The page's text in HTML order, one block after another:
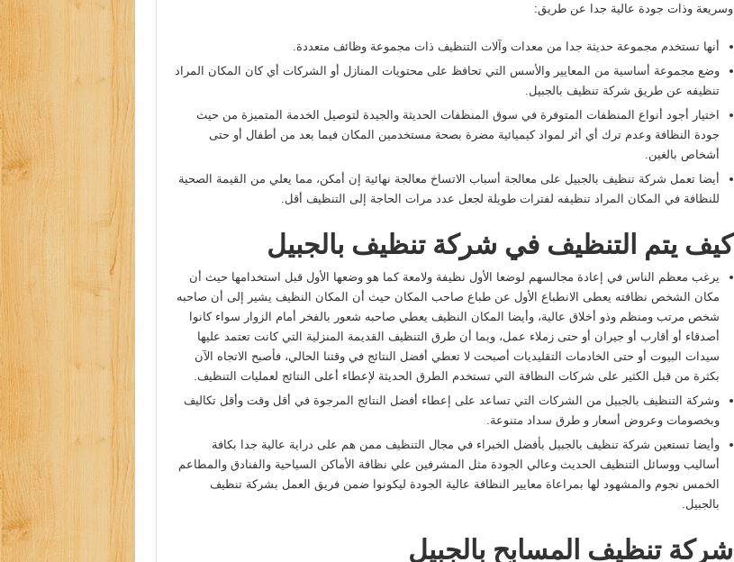
وسريعة وذات جودة عالية جدا عن طريق:
أنها تستخدم مجموعة حديثة جدا من معدات وآلات التنظيف ذات مجموعة وظائف متعددة.
وضع مجموعة أساسية من المعايير والأسس التي تحافظ على محتويات المنازل أو الشركات أي كان المكان المراد
تنظيفه عن طريق شركة تنظيف بالجبيل.
اختيار أجود أنواع المنظفات المتوفرة في سوق المنظفات الحديثة والجيدة لتوصيل الخدمة المتميزة من حيث
جودة النظافة وعدم ترك أي أثر لمواد كيميائية مضرة بصحة مستخدمين المكان فيما بعد من أطفال أو حتى
أشخاص بالغين.
أيضا تعمل شركة تنظيف بالجبيل على معالجة أسباب الاتساخ معالجة نهائية إن أمكن، مما يعلي من القيمة الصحية
للنظافة في المكان المراد تنظيفه لفترات طويلة لجعل عدد مرات الحاجة إلى التنظيف أقل.
كيف يتم التنظيف في شركة تنظيف بالجبيل
يرغب معظم الناس في إعادة مجالسهم لوضعا الأول نظيفة ولامعة كما هو وضعها الأول قبل استخدامها حيث أن
مكان الشخص نظافته يعطى الانطباع الأول عن طباع صاحب المكان حيث أن المكان النظيف يشير إلى أن صاحبه
شخص مرتب ومنظم وذو أخلاق عالية، وأيضا المكان النظيف يعطي صاحبه شعور بالفخر أمام الزوار سواء كانوا
أصدقاء أو أقارب أو جيران أو حتى زملاء عمل، وبما أن طرق التنظيف القديمة المنزلية التي كانت تعتمد عليها
سيدات البيوت أو حتى الخادمات التقليديات أصبحت لا تعطي أفضل النتائج في وقتنا الحالي، فأصبح الاتجاه الآن
بكثرة من قبل الكثير على شركات النظافة التي تستخدم الطرق الحديثة لإعطاء أعلى النتائج لعمليات التنظيف.
وشركة التنظيف بالجبيل من الشركات التي تساعد على إعطاء أفضل النتائج المرجوة في أقل وقت وأقل تكاليف
وبخصومات وعروض أسعار و طرق سداد متنوعة.
وأيضا تستعين شركة تنظيف بالجبيل بأفضل الخبراء في مجال التنظيف ممن هم على دراية عالية جدا بكافة
أساليب ووسائل التنظيف الحديث وعالي الجودة مثل المشرفين علي نظافة الأماكن السياحية والفنادق والمطاعم
الخمس نجوم والمشهود لها بمراعاة معايير النظافة عالية الجودة ليكونوا ضمن فريق العمل بشركة تنظيف
بالجبيل.
شركة تنظيف المسابح بالجبيل